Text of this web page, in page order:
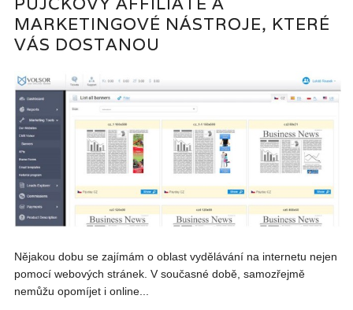
MARKETINGOVÉ NÁSTROJE, KTERÉ
VÁS DOSTANOU
Nějakou dobu se zajímám o oblast vydělávání na internetu nejen
pomocí webových stránek. V současné době, samozřejmě
nemůžu opomíjet i online...